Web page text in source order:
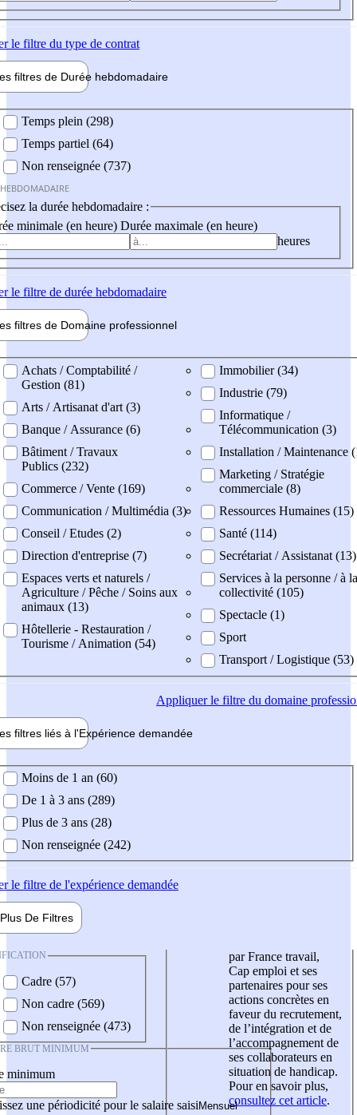
le filtre du type de contrat
filtres de Durée hebdomadaire
Temps plein (298)
Temps partiel (64)
Non renseignée (737)
la durée hebdomadaire :
minimale (en heure) Durée maximale (en heure)
heures
le filtre de durée hebdomadaire
filtres de Domaine professionnel
professionel
Achats / Comptabilité /
Gestion (81)
Arts / Artisanat d'art (3)
Banque / Assurance (6)
Bâtiment / Travaux
Publics (232)
Commerce / Vente (169)
Communication / Multimédia (3)
Conseil / Etudes (2)
Direction d'entreprise (7)
Espaces verts et naturels /
Agriculture / Pêche / Soins aux
animaux (13)
Hôtellerie - Restauration /
Tourisme / Animation (54)
Immobilier (34)
Industrie (79)
Informatique /
Télécommunication (3)
Installation / Maintenance
Marketing / Stratégie
commerciale (8)
Ressources Humaines (15)
Santé (114)
Secrétariat / Assistanat (13)
Services à la personne / à la
collectivité (105)
Spectacle (1)
Sport
Transport / Logistique (53)
Appliquerle filtre du domaine
filtres liés à l'Expérience demandée
demandée
Moins de 1 an (60)
De 1 à 3 ans (289)
Plus de 3 ans (28)
Non renseignée (242)
le filtre de l'expérience demandée
Plus De Filtres
Cadre (57)
Non cadre (569)
Non renseignée (473)
BRUT MINIMUM
minimum
une périodicité pour le salaire saisi
par France travail,
Cap emploi et ses
partenaires pour ses
actions concrètes en
faveur du recrutement,
de l’intégration et de
l’accompagnement de
ses collaborateurs en
situation de handicap.
Pour en savoir plus,
consultez cet article.